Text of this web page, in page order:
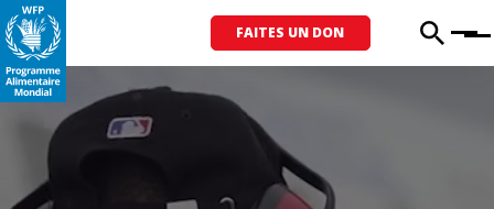
FAITES UN DON Menu